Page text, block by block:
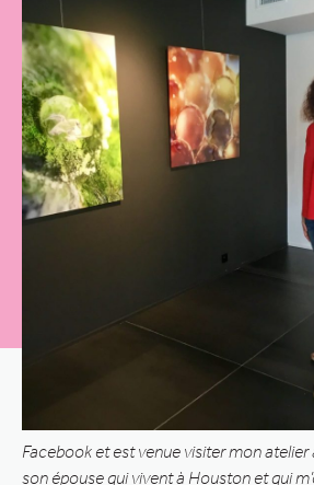
Facebook et est venue visiter mon
son épouse qui vivent à Houston et qui